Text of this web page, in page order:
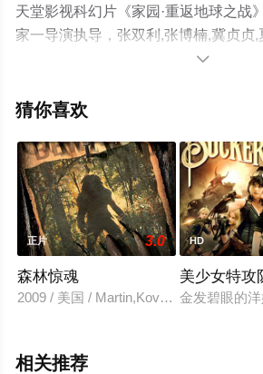
天堂影视科幻片《家园·重返地球之战
家一导演执导，张双利,张博楠,冀贞贞
绎的中国大陆电影，手机免费观看高
电视猫或剧情网等平台了解。

猜你喜欢
正片 3.0
森林惊魂
2009 / 美国 / Martin,Kove,Nora-
HD
美少女特攻
金发碧眼的
相关推荐